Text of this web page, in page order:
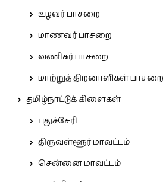
உழவர் பாசறை
மாணவர் பாசறை
வணிகர் பாசறை
மாற்றுத் திறனாளிகள் பாசறை
தமிழ்நாட்டுக் கிளைகள்
புதுச்சேரி
திருவள்ளூர் மாவட்டம்
சென்னை மாவட்டம்